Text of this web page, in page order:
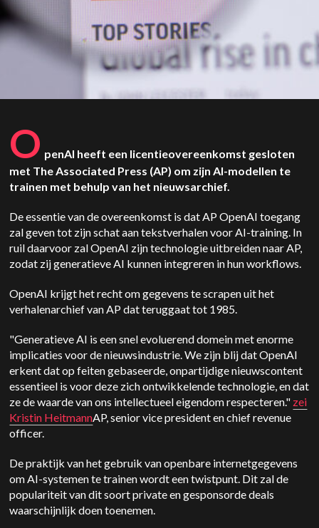
O penAI heeft een licentieovereenkomst gesloten
met The Associated Press (AP) om zijn AI-modellen te
trainen met behulp van het nieuwsarchief.
De essentie van de overeenkomst is dat AP OpenAI toegang
zal geven tot zijn schat aan tekstverhalen voor AI-training. In
ruil daarvoor zal OpenAI zijn technologie uitbreiden naar AP,
zodat zij generatieve AI kunnen integreren in hun workflows.
OpenAI krijgt het recht om gegevens te scrapen uit het
verhalenarchief van AP dat teruggaat tot 1985.
"Generatieve AI is een snel evoluerend domein met enorme
implicaties voor de nieuwsindustrie. We zijn blij dat OpenAI
erkent dat op feiten gebaseerde, onpartijdige nieuwscontent
essentieel is voor deze zich ontwikkelende technologie, en dat
ze de waarde van ons intellectueel eigendom respecteren." zei
Kristin HeitmannAP, senior vice president en chief revenue
officer.
De praktijk van het gebruik van openbare internetgegevens
om AI-systemen te trainen wordt een twistpunt. Dit zal de
populariteit van dit soort private en gesponsorde deals
waarschijnlijk doen toenemen.